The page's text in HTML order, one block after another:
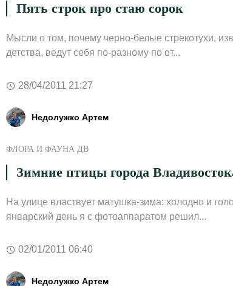
Пять строк про стаю сорок
Мысли о том, почему черно-белые стрекотухи,
детства, ведут себя по-разному по от...
28/04/2011 21:27
Недолужко Артем
ФЛОРА И ФАУНА ДВ
Зимние птицы города
На улице властвует матушка-зима: холодно и
январский день я с фотоаппаратом решил...
02/01/2011 06:40
Недолужко Артем